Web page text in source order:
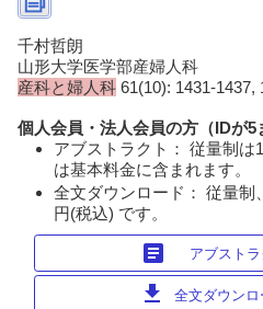
千村哲朗
山形大学医学部産婦人科
産科と婦人科 61(10): 1431-1437,
個人会員・法人会員の方（IDが5
アブストラクト： 従量制は
は基本料金に含まれます。
全文ダウンロード： 従量制
円(税込) です。
article アブスト
download 全文ダウン